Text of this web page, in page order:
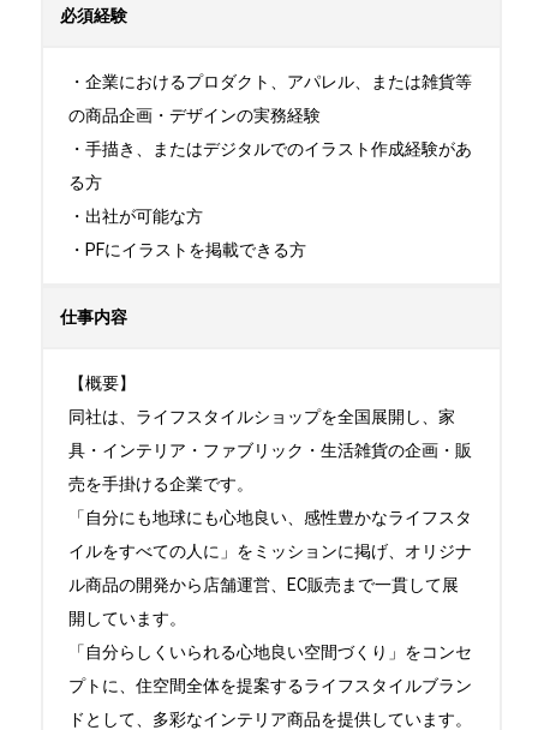
必須経験
・企業におけるプロダクト、アパレル、または雑貨等
の商品企画・デザインの実務経験
・手描き、またはデジタルでのイラスト作成経験があ
る方
・出社が可能な方
・PFにイラストを掲載できる方
仕事内容
【概要】
同社は、ライフスタイルショップを全国展開し、家
具・インテリア・ファブリック・生活雑貨の企画・販
売を手掛ける企業です。
「自分にも地球にも心地良い、感性豊かなライフスタ
イルをすべての人に」をミッションに掲げ、オリジナ
ル商品の開発から店舗運営、EC販売まで一貫して展
開しています。
「自分らしくいられる心地良い空間づくり」をコンセ
プトに、住空間全体を提案するライフスタイルブラン
ドとして、多彩なインテリア商品を提供しています。